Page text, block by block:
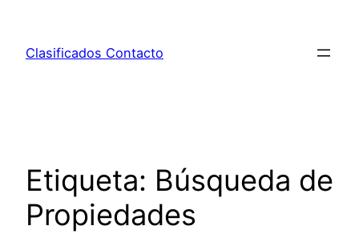
contenido
Clasificados Contacto
Etiqueta: Búsqueda de
Propiedades